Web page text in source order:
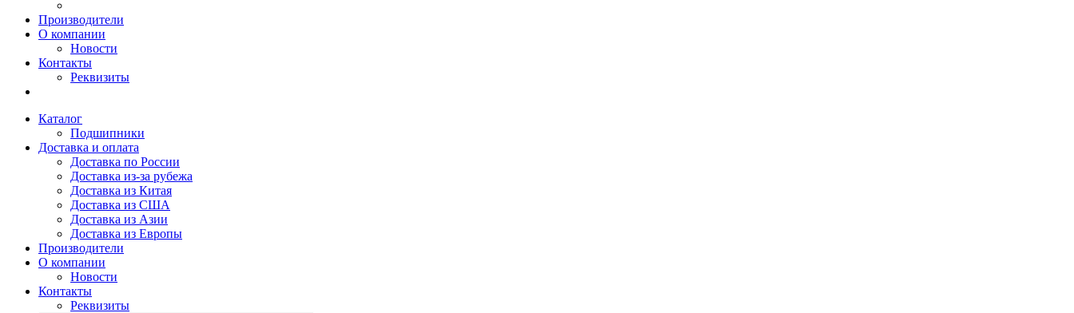
Производители
О компании
Новости
Контакты
Реквизиты
Каталог
Подшипники
Доставка и оплата
Доставка по России
Доставка из-за рубежа
Доставка из Китая
Доставка из США
Доставка из Азии
Доставка из Европы
Производители
О компании
Новости
Контакты
Реквизиты